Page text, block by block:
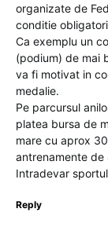
organizate de
conditie
Ca exemplu un
(podium) de mai
va fi motivat in
medalie.
Pe parcursul
platea bursa de
mare cu aprox
antrenamente
Intradevar
Reply